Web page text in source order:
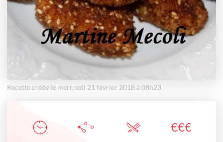
Recette créée le mercredi 21 février 2018 à 08h23
€€€